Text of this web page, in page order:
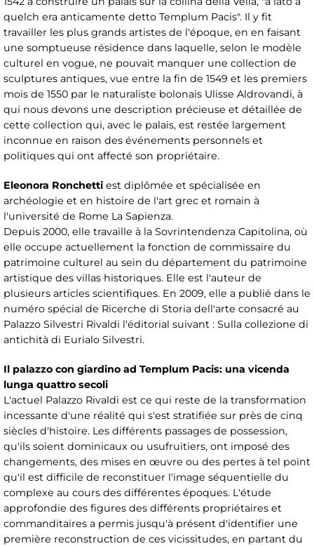
quelch era anticamente detto Templum Pacis". Il y fit
travailler les plus grands artistes de l'époque, en en faisant
une somptueuse résidence dans laquelle, selon le modèle
culturel en vogue, ne pouvait manquer une collection de
sculptures antiques, vue entre la fin de 1549 et les premiers
mois de 1550 par le naturaliste bolonais Ulisse Aldrovandi, à
qui nous devons une description précieuse et détaillée de
cette collection qui, avec le palais, est restée largement
inconnue en raison des événements personnels et
politiques qui ont affecté son propriétaire.
Eleonora Ronchetti est diplômée et spécialisée en
archéologie et en histoire de l'art grec et romain à
l'université de Rome La Sapienza.
Depuis 2000, elle travaille à la Sovrintendenza Capitolina, où
elle occupe actuellement la fonction de commissaire du
patrimoine culturel au sein du département du patrimoine
artistique des villas historiques. Elle est l'auteur de
plusieurs articles scientifiques. En 2009, elle a publié dans le
numéro spécial de Ricerche di Storia dell'arte consacré au
Palazzo Silvestri Rivaldi l'éditorial suivant : Sulla collezione di
antichità di Eurialo Silvestri.
Il palazzo con giardino ad Templum Pacis: una vicenda
lunga quattro secoli
L'actuel Palazzo Rivaldi est ce qui reste de la transformation
incessante d'une réalité qui s'est stratifiée sur près de cinq
siècles d'histoire. Les différents passages de possession,
qu'ils soient dominicaux ou usufruitiers, ont imposé des
changements, des mises en œuvre ou des pertes à tel point
qu'il est difficile de reconstituer l'image séquentielle du
complexe au cours des différentes époques. L'étude
approfondie des figures des différents propriétaires et
commanditaires a permis jusqu'à présent d'identifier une
première reconstruction de ces vicissitudes, en partant du